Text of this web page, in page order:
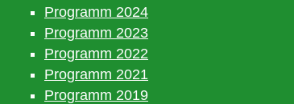
Programm 2024
Programm 2023
Programm 2022
Programm 2021
Programm 2019